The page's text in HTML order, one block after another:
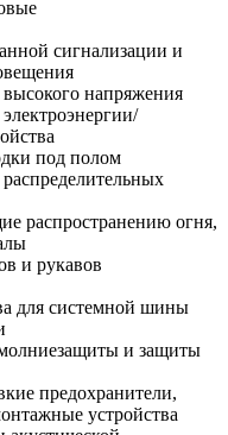
сигнализации и
напряжения
под полом
распространению огня,
и рукавов
для системной шины
молниезащиты и защиты
предохранители,
устройства